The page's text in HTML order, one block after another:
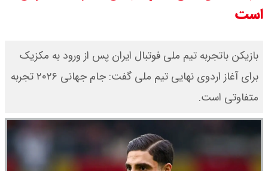
با این دیپلمات کاستاریکایی آشنا شوید
: شانس او از گروسی برای دبیرکلی
حمله انصارالله یمن به بندر «المخا»
است
بازیکن باتجربه تیم ملی فوتبال ایران پس از ورود به مکزیک
برای آغاز اردوی نهایی تیم ملی گفت: جام جهانی ۲۰۲۶ تجربه
متفاوتی است.